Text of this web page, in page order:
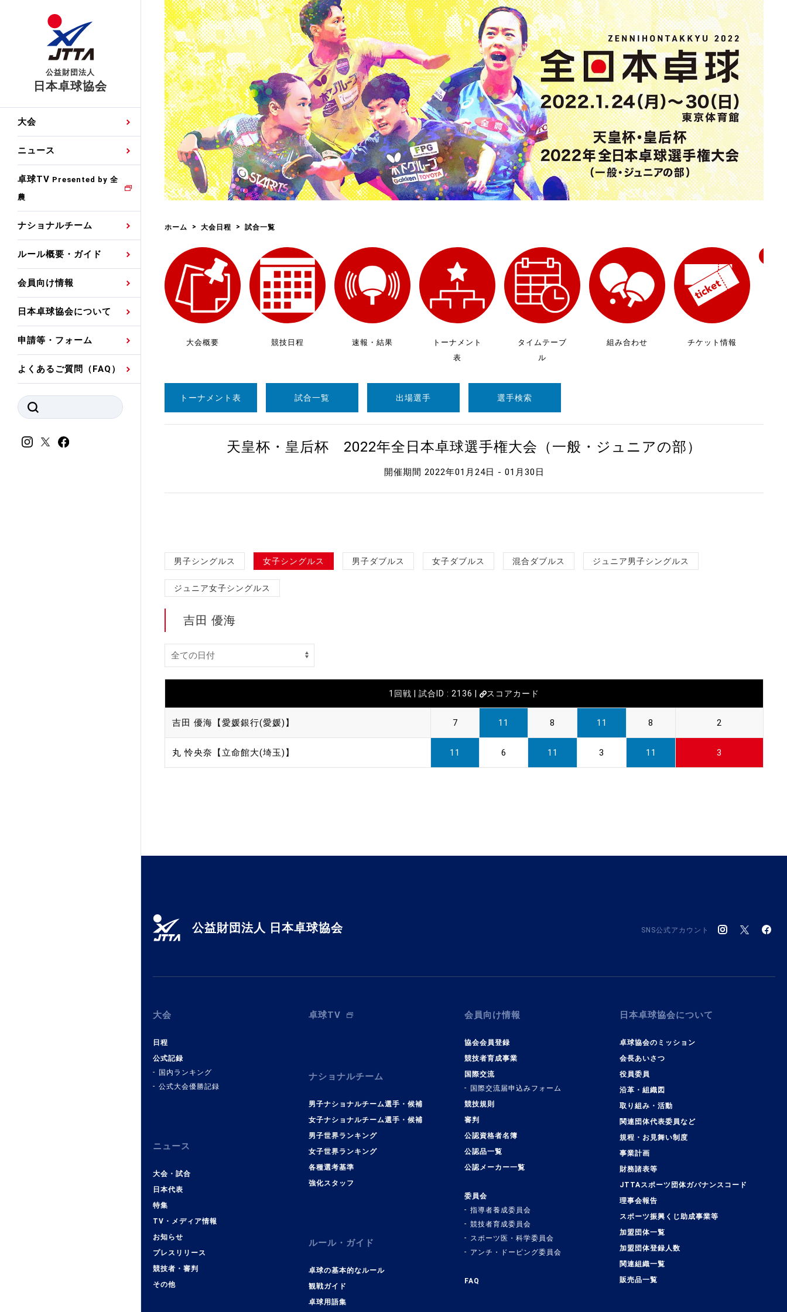
公益財団法人
日本卓球協会
大会 日程
公式記録
国内ランキング
ニュース
大会・試合
日本代表
特集
プレスリリース
競技者(パスウェイ)・審判
その他
卓球TV Presented by 全
農
ナショナルチーム
男子ナショナルチーム選
手・候補
女子ナショナルチーム選
手・候補
男子世界ランキング
女子世界ランキング
各種選考基準
強化スタッフ
ルール概要・ガイド
卓球の基本的なルール
競技規則
観戦ガイド
会員向け情報
協会会員登録
ゼッケンについて
競技者育成事業
公認資格者名簿
公認品一覧
公認メーカー一覧
指導者養成委員会
スポーツ医・科学委員会
日本卓球協会について
卓球協会のミッション
会長あいさつ
役員委員
関連団体代表委員など
規程・お見舞い制度
ハンドブックデータ
申請等・フォーム
国際交流届申込みフォーム
国際大会自主参加申請
競技ウエア広告申請
審判員ネームプレート制作
申込
よくあるご質問（FAQ）
ホーム 大会日程 試合一覧
大会概要 競技日程 速報・結果
トーナメント
表
タイムテーブ
ル
組み合わせ チケット情報
トーナメント表 試合一覧 出場選手 選手検索
天皇杯・皇后杯 2022年全日本卓球選手権大会（一般・ジュニアの部）
開催期間 2022年01月24日 - 01月30日
男子シングルス 女子シングルス 男子ダブルス 女子ダブルス 混合ダブルス ジュニア男子シングルス
ジュニア女子シングルス
吉田 優海
1回戦 | 試合ID : 2136 | スコアカード
吉田 優海【愛媛銀行(愛媛)】 7 11 8 11 8 2
丸 怜央奈【立命館大(埼玉)】 11 6 11 3 11 3
公益財団法人 日本卓球協会 SNS公式アカウント
大会
日程
公式記録
国内ランキング
公式大会優勝記録
ニュース
大会・試合
日本代表
特集
TV・メディア情報
お知らせ
プレスリリース
競技者・審判
その他
卓球TV
ナショナルチーム
男子ナショナルチーム選手・候補
女子ナショナルチーム選手・候補
男子世界ランキング
女子世界ランキング
各種選考基準
強化スタッフ
ルール・ガイド
卓球の基本的なルール
観戦ガイド
卓球用語集
会員向け情報
協会会員登録
競技者育成事業
国際交流
国際交流届申込みフォーム
競技規則
審判
公認資格者名簿
公認品一覧
公認メーカー一覧
委員会
指導者養成委員会
競技者育成委員会
スポーツ医・科学委員会
アンチ・ドーピング委員会
FAQ
日本卓球協会について
卓球協会のミッション
会長あいさつ
役員委員
沿革・組織図
取り組み・活動
関連団体代表委員など
規程・お見舞い制度
事業計画
財務諸表等
JTTAスポーツ団体ガバナンスコード
理事会報告
スポーツ振興くじ助成事業等
加盟団体一覧
加盟団体登録人数
関連組織一覧
販売品一覧